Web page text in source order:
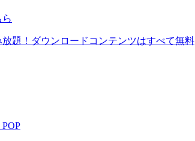
題！ダウンロードコンテンツはすべて無料